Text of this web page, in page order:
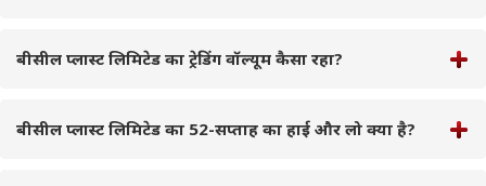
बीसील प्लास्ट लिमिटेड का ट्रेडिंग वॉल्यूम कैसा रहा?
बीसील प्लास्ट लिमिटेड का 52-सप्ताह का हाई और लो क्या है?